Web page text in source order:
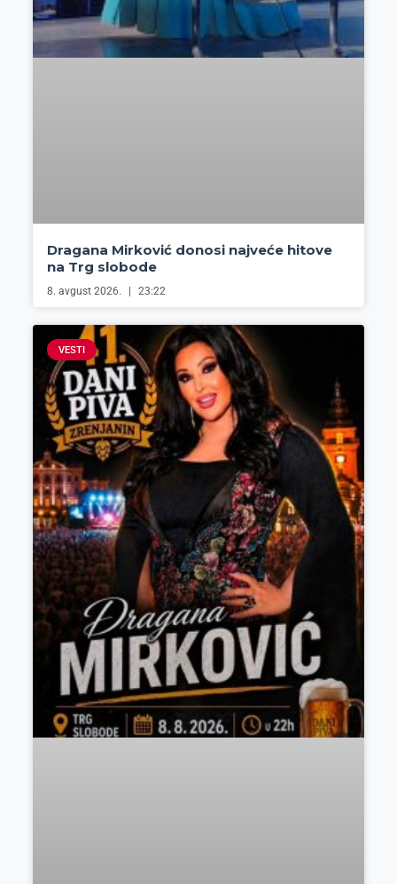
Dragana Mirković donosi najveće hitove
na Trg slobode
8. avgust 2026. 23:22
VESTI